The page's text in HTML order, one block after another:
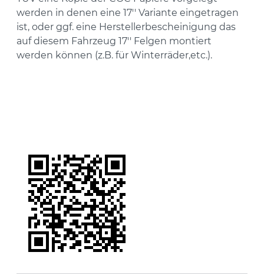
werden in denen eine 17'' Variante eingetragen
ist, oder ggf. eine Herstellerbescheinigung das
auf diesem Fahrzeug 17'' Felgen montiert
werden können (z.B. für Winterräder,etc.).